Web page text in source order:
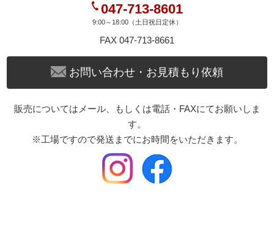
047-713-8601
9:00～18:00（土日祝日定休）
FAX 047-713-8661
お問い合わせ・お見積もり依頼
販売についてはメール、もしくは電話・FAXにてお願いしま
す。
※工場ですので発送までにお時間をいただきます。